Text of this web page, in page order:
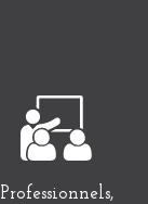
Professionnels,